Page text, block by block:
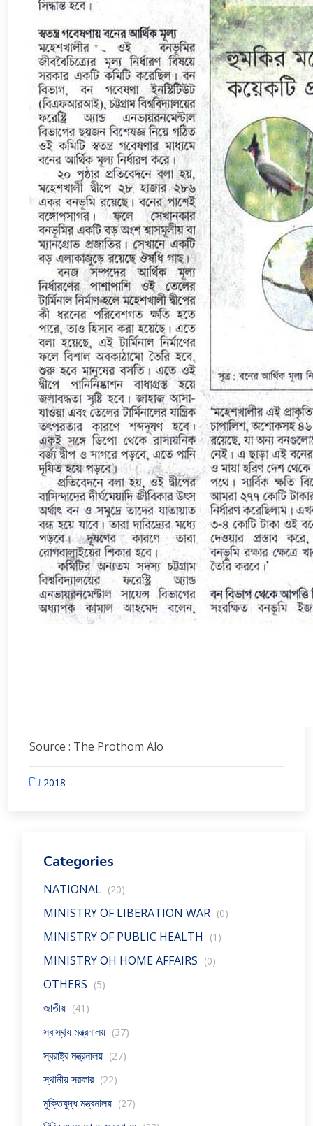
Source : The Prothom Alo
2018
Categories
NATIONAL (20)
MINISTRY OF LIBERATION WAR (0)
MINISTRY OF PUBLIC HEALTH (1)
MINISTRY OH HOME AFFAIRS (0)
OTHERS (5)
জাতীয় (41)
স্বাস্থ‍্য মন্ত্রনালয় (37)
স্বরাষ্ট্র মন্ত্রনালয় (27)
স্থানীয় সরকার (22)
মুক্তিযুদ্ধ মন্ত্রনালয় (27)